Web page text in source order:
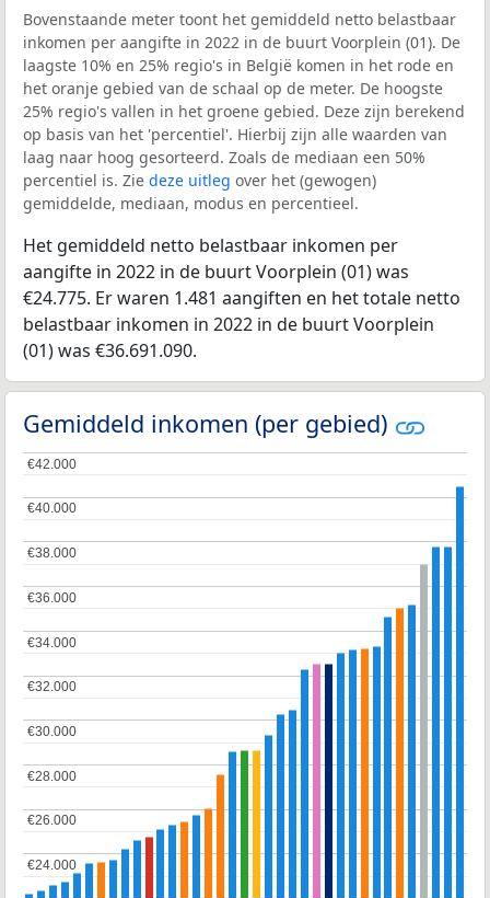
Bovenstaande meter toont het gemiddeld netto belastbaar
inkomen per aangifte in 2022 in de buurt Voorplein (01). De
laagste 10% en 25% regio's in België komen in het rode en
het oranje gebied van de schaal op de meter. De hoogste
25% regio's vallen in het groene gebied. Deze zijn berekend
op basis van het 'percentiel'. Hierbij zijn alle waarden van
laag naar hoog gesorteerd. Zoals de mediaan een 50%
percentiel is. Zie deze uitleg over het (gewogen)
gemiddelde, mediaan, modus en percentieel.
Het gemiddeld netto belastbaar inkomen per
aangifte in 2022 in de buurt Voorplein (01) was
€24.775. Er waren 1.481 aangiften en het totale netto
belastbaar inkomen in 2022 in de buurt Voorplein
(01) was €36.691.090.
Gemiddeld inkomen (per gebied)
€24.000
€24.000
€26.000
€26.000
€28.000
€28.000
€30.000
€30.000
€32.000
€32.000
€34.000
€34.000
€36.000
€36.000
€38.000
€38.000
€40.000
€40.000
€42.000
€42.000